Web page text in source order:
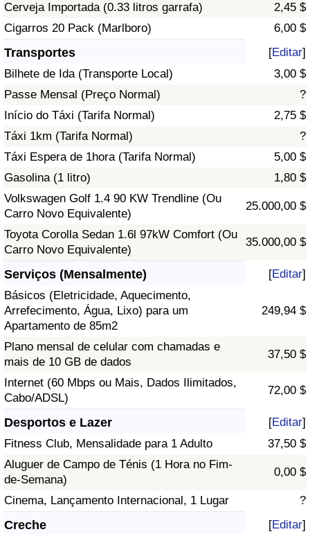
Cerveja Importada (0.33 litros garrafa)
2,45 $
Cigarros 20 Pack (Marlboro)
6,00 $
Transportes [Editar]
Bilhete de Ida (Transporte Local)
3,00 $
Passe Mensal (Preço Normal)
?
Início do Táxi (Tarifa Normal)
2,75 $
Táxi 1km (Tarifa Normal)
?
Táxi Espera de 1hora (Tarifa Normal)
5,00 $
Gasolina (1 litro)
1,80 $
Volkswagen Golf 1.4 90 KW Trendline (Ou
Carro Novo Equivalente)
25.000,00 $
Toyota Corolla Sedan 1.6l 97kW Comfort (Ou
Carro Novo Equivalente)
35.000,00 $
Serviços (Mensalmente) [Editar]
Básicos (Eletricidade, Aquecimento,
Arrefecimento, Água, Lixo) para um
Apartamento de 85m2
249,94 $
Plano mensal de celular com chamadas e
mais de 10 GB de dados
37,50 $
Internet (60 Mbps ou Mais, Dados Ilimitados,
Cabo/ADSL)
72,00 $
Desportos e Lazer [Editar]
Fitness Club, Mensalidade para 1 Adulto
37,50 $
Aluguer de Campo de Ténis (1 Hora no Fim-
de-Semana)
0,00 $
Cinema, Lançamento Internacional, 1 Lugar ?
Creche [Editar]